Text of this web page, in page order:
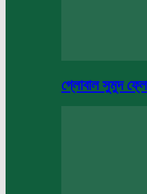
গ্লোবাল সুমুদ